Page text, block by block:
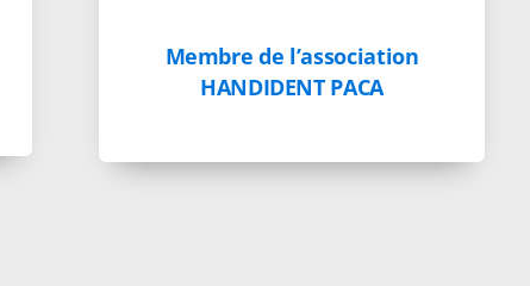
Membre de l’association
HANDIDENT PACA